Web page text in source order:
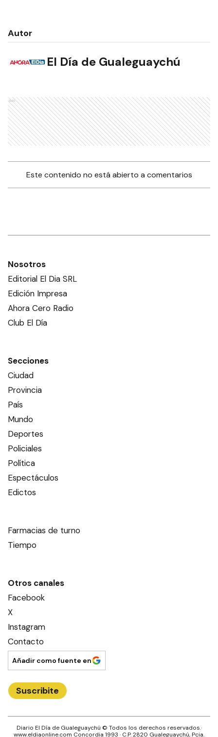
Autor
El Día de Gualeguaychú
Ads
Este contenido no está abierto a comentarios
Nosotros
Editorial El Dia SRL
Edición Impresa
Ahora Cero Radio
Club El Día
Secciones
Ciudad
Provincia
País
Mundo
Deportes
Policiales
Política
Espectáculos
Edictos
Farmacias de turno
Tiempo
Otros canales
Facebook
X
Instagram
Contacto
Añadir como fuente en
Suscribite
Diario El Día de Gualeguaychú © Todos los derechos reservados.·
www.eldiaonline.com Concordia 1993 · C.P.2820 Gualeguaychú, Pcia.